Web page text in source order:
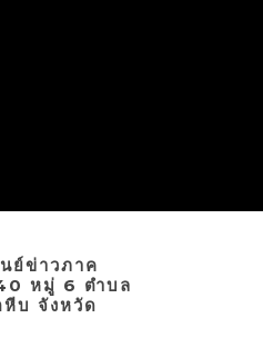
ย์ข่าวภาค
หมู่ 6 ตำบล
บ จังหวัด